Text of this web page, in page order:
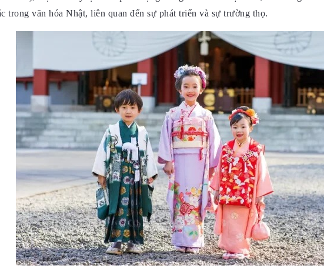
trong văn hóa Nhật, liên quan đến sự phát triển và sự trường thọ.